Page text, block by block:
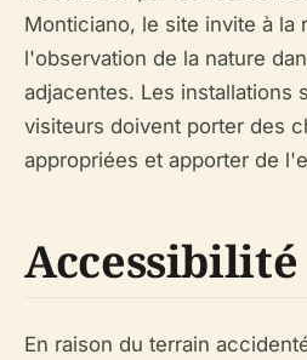
Monticiano, le site invite à la
l'observation de la nature
adjacentes. Les installations
visiteurs doivent porter des
appropriées et apporter de
Accessibilité
En raison du terrain